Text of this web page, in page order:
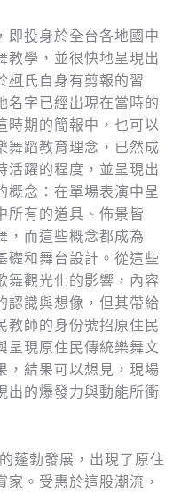
即投身於全台各地國中
教學，並很快地呈現出
柯 氏自身有剪報的習
名字已經出現在當時的
時期的簡報中，也可以
舞蹈教育理念，已然成
活躍的程度，並呈現出
概念：在單場表演中呈
所有的道具、佈景皆
，而這些概念都成為
礎和舞台設計。從這些
舞觀光化的影響，內容
認識與想像，但其帶給
教師的身份號招原住民
呈現原住民傳統樂舞文
，結果可以想見，現場
出的爆發力與動能所衝
勃發展，出現了原住
家。受惠於這股潮流，